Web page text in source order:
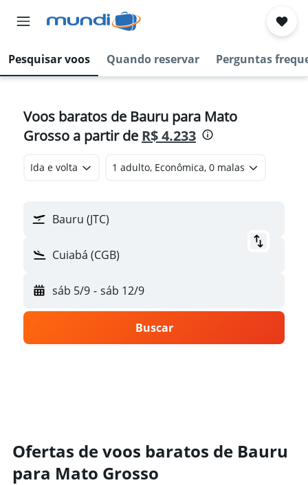
Pesquisar voos Quando reservar Perguntas
Voos baratos de Bauru para Mato
Grosso a partir de R$ 4.233
Ida e volta 1 adulto, Econômica, 0 malas
Bauru (JTC)
Cuiabá (CGB)
sáb 5/9 - sáb 12/9
Buscar
Ofertas de voos baratos de Bauru
para Mato Grosso